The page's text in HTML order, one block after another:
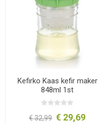
Kefirko Kaas kefir maker
848ml 1st
€ 32,99 € 29,69